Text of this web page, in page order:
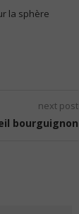
la sphère
next post
bourguignon